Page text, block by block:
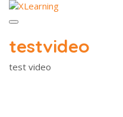
Toggle
navigation
testvideo
test video